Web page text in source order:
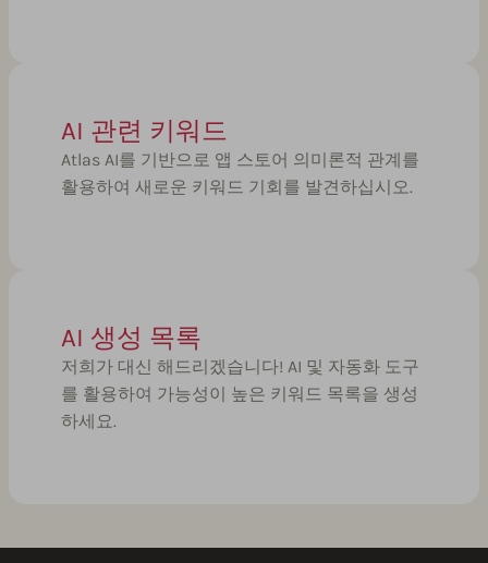
AI 관련 키워드
Atlas AI를 기반으로 앱 스토어 의미론적 관계를
활용하여 새로운 키워드 기회를 발견하십시오.
AI 생성 목록
저희가 대신 해드리겠습니다! AI 및 자동화 도구
를 활용하여 가능성이 높은 키워드 목록을 생성
하세요.